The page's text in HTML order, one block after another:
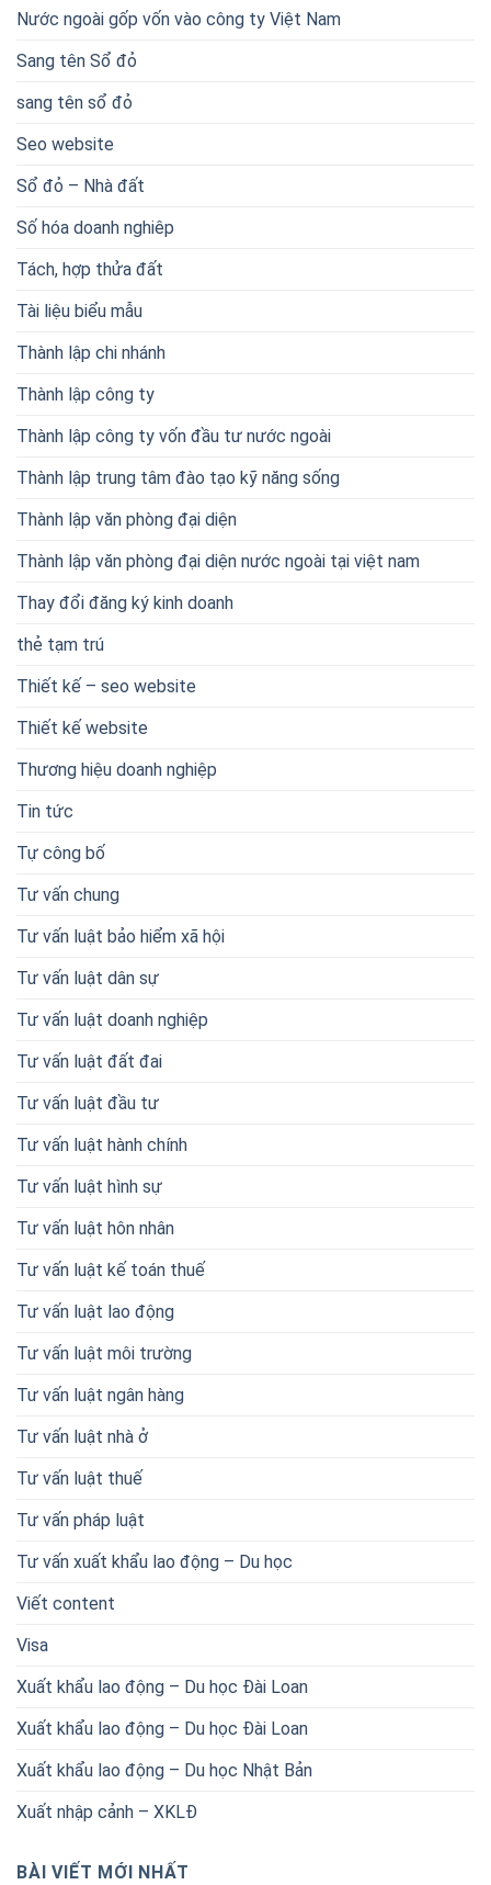
Nước ngoài gốp vốn vào công ty Việt Nam
Sang tên Sổ đỏ
sang tên sổ đỏ
Seo website
Sổ đỏ – Nhà đất
Số hóa doanh nghiêp
Tách, hợp thửa đất
Tài liệu biểu mẫu
Thành lập chi nhánh
Thành lập công ty
Thành lập công ty vốn đầu tư nước ngoài
Thành lập trung tâm đào tạo kỹ năng sống
Thành lập văn phòng đại diện
Thành lập văn phòng đại diện nước ngoài tại việt nam
Thay đổi đăng ký kinh doanh
thẻ tạm trú
Thiết kế – seo website
Thiết kế website
Thương hiệu doanh nghiệp
Tin tức
Tự công bố
Tư vấn chung
Tư vấn luật bảo hiểm xã hội
Tư vấn luật dân sự
Tư vấn luật doanh nghiệp
Tư vấn luật đất đai
Tư vấn luật đầu tư
Tư vấn luật hành chính
Tư vấn luật hình sự
Tư vấn luật hôn nhân
Tư vấn luật kế toán thuế
Tư vấn luật lao động
Tư vấn luật môi trường
Tư vấn luật ngân hàng
Tư vấn luật nhà ở
Tư vấn luật thuế
Tư vấn pháp luật
Tư vấn xuất khẩu lao động – Du học
Viết content
Visa
Xuất khẩu lao động – Du học Đài Loan
Xuất khẩu lao động – Du học Đài Loan
Xuất khẩu lao động – Du học Nhật Bản
Xuất nhập cảnh – XKLĐ
BÀI VIẾT MỚI NHẤT